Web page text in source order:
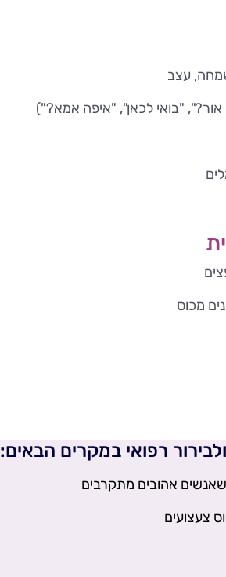
עצב
"בואי לכאן", "איפה אמא?")
מכוס
רפואי במקרים הבאים:
אהובים מתקרבים
צעצועים